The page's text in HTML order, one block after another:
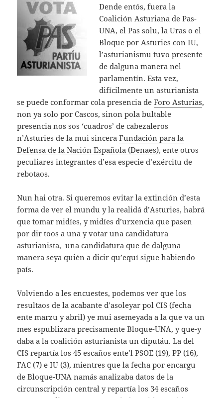
Dende entós, fuera la
Coalición Asturiana de Pas-
UNA, el Pas solu, la Uras o el
Bloque por Asturies con IU,
l’asturianismu tuvo presente
de dalguna manera nel
parlamentín. Esta vez,
difícilmente un asturianista
se puede conformar cola presencia deForo Asturias,
non ya solo por Cascos, sinon pola bultable
presencia nos sos ‘cuadros’ de cabezaleros
n’Asturies de la mui sinceraFundación para la
Defensa de la Nación Española (Denaes), ente otros
peculiares integrantes d’esa especie d’exércitu de
rebotaos.
Nun hai otra. Si queremos evitar la extinción d’esta
forma de ver el mundu y la realidá d’Asturies, habrá
que tomar midíes, y midíes d’urxencia que pasen
por dir toos a una y votar una candidatura
asturianista, una candidatura que de dalguna
manera seya quién a dicir qu’equí sigue habiendo
país.
Volviendo a les encuestes, podemos ver que los
resultaos de la acabante d’asoleyar pol CIS (fecha
ente marzu y abril) ye mui asemeyada a la que va un
mes espublizara precisamente Bloque-UNA, y que-y
daba a la coalición asturianista un diputáu. La del
CIS repartía los 45 escaños ente’l PSOE (19), PP (16),
FAC (7) e IU (3), mientres que la fecha por encargu
de Bloque-UNA namás analizaba datos de la
circunscripción central y repartía los 34 escaños